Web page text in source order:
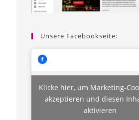
Unsere Facebookseite:
Klicke hier, um Marketing-
akzeptieren und diesen
aktivieren